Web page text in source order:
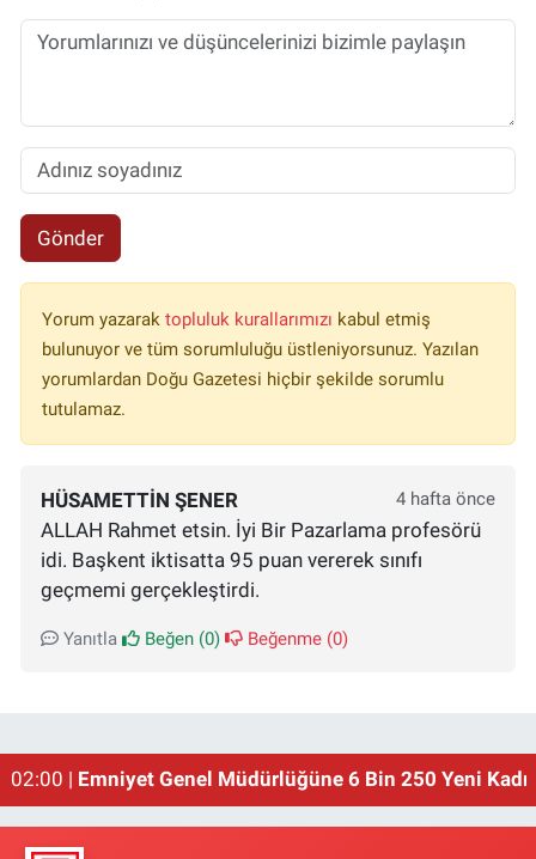
Gönder
Yorum yazarak topluluk kurallarımızı kabul etmiş
bulunuyor ve tüm sorumluluğu üstleniyorsunuz. Yazılan
yorumlardan Doğu Gazetesi hiçbir şekilde sorumlu
tutulamaz.
HÜSAMETTIN ŞENER 4 hafta önce
ALLAH Rahmet etsin. İyi Bir Pazarlama profesörü
idi. Başkent iktisatta 95 puan vererek sınıfı
geçmemi gerçekleştirdi.
Yanıtla Beğen (0) Beğenme (0)
02:00 | Emniyet Genel Müdürlüğüne 6 Bin 250 Yeni